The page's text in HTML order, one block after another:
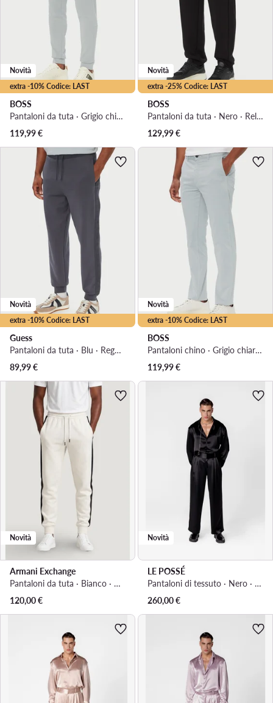
extra -10% Codice: LAST
Novità
BOSS
Pantaloni da tuta · Grigio chiaro · Regular Fit
119,99€
extra -25% Codice: LAST
Novità
BOSS
Pantaloni da tuta · Nero · Relaxed Fit
129,99€
extra -10% Codice: LAST
Novità
Guess
Pantaloni da tuta · Blu · Regular Fit
89,99€
extra -10% Codice: LAST
Novità
BOSS
Pantaloni chino · Grigio chiaro · Regular Fit
119,99€
Novità
Armani Exchange
Pantaloni da tuta · Bianco · Regular Fit
120,00€
Novità
LE POSSÉ
Pantaloni di tessuto · Nero · Regular Fit
260,00€